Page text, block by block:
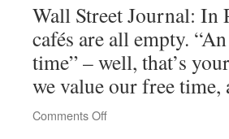
Wall Street Journal: In
cafés are all empty.
time” – well, that’s
we value our free
Comments Offon